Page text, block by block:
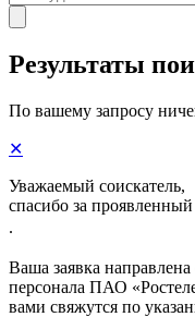
Результаты
По вашему запросу
✕
Уважаемый соискатель,
спасибо за
.
Ваша заявка
персонала ПАО
вами свяжутся по